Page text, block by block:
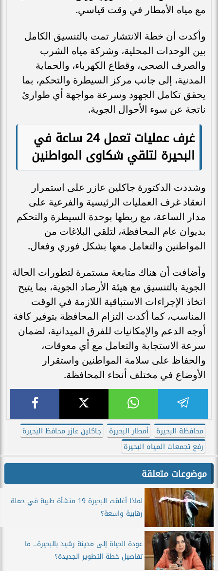
مع مياه الأمطار في وقت قياسي.
وأكدت أن خطة الانتشار تمت بالتنسيق الكامل
بين الوحدات المحلية، وشركة مياه الشرب
والصرف الصحي، وقطاع الكهرباء، والحماية
المدنية، إلى جانب مركز السيطرة والتحكم، بما
يحقق تكامل الجهود وسرعة مواجهة أي طوارئ
ناتجة عن سوء الأحوال الجوية.
غرف عمليات تعمل 24 ساعة في
البحيرة لتلقي شكاوى المواطنين
وشددت الدكتورة جاكلين عازر على استمرار
انعقاد غرف العمليات الرئيسية والفرعية على
مدار الساعة، مع ربطها بوحدة السيطرة والتحكم
بديوان عام المحافظة، لتلقي البلاغات من
المواطنين والتعامل معها بشكل فوري وفعال.
وأضافت أن هناك متابعة مستمرة لتطورات الحالة
الجوية بالتنسيق مع هيئة الأرصاد الجوية، بما يتيح
اتخاذ الإجراءات الاستباقية اللازمة في الوقت
المناسب، كما أكدت التزام المحافظة بتوفير كافة
أوجه الدعم والإمكانيات للفرق الميدانية، لضمان
سرعة الاستجابة والتعامل مع أي معوقات،
والحفاظ على سلامة المواطنين واستقرار
الأوضاع في مختلف أنحاء المحافظة.
محافظة البحيرة أمطار البحيرة
جاكلين عازر محافظ البحيرة
رفع تجمعات المياه البحيرة
موضوعات متعلقة
لماذا أغلقت البحيرة 19 منشأة طبية في حملة
رقابية واسعة؟
عودة الحياة إلى مدينة رشيد بالبحيرة.. ما
تفاصيل خطة التطوير الجديدة؟